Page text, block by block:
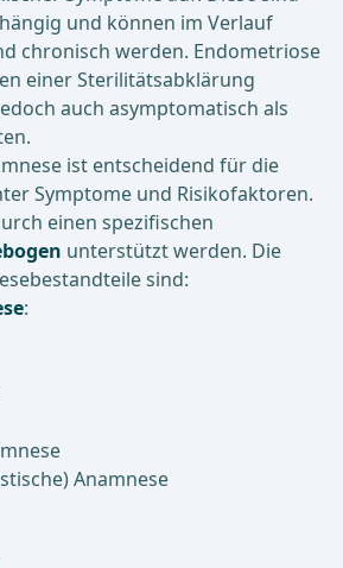
und können im Verlauf
chronisch werden. Endometriose
einer Sterilitätsabklärung
auch asymptomatisch als
ist entscheidend für die
Symptome und Risikofaktoren.
einen spezifischen
unterstützt werden. Die
sind:
:
Anamnese